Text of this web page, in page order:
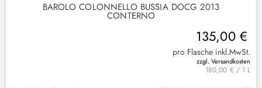
BAROLO COLONNELLO BUSSIA DOCG 2013
CONTERNO
135,00 €
pro Flasche inkl.MwSt.
zzgl. Versandkosten
180,00 € / 1 L